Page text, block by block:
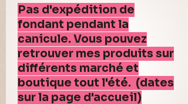
Pas d'expédition de
fondant pendant la
canicule. Vous pouvez
retrouver mes produits sur
différents marché et
boutique tout l'été. (dates
sur la page d'accueil)